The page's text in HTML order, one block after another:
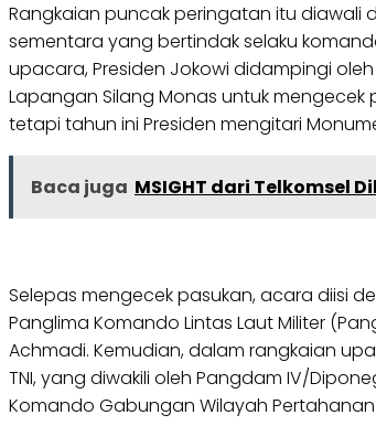
Rangkaian puncak peringatan itu diawali
sementara yang bertindak selaku
upacara, Presiden Jokowi didampingi
Lapangan Silang Monas untuk
tetapi tahun ini Presiden mengitari
Baca juga MSIGHT dari Telkomsel
Selepas mengecek pasukan, acara diisi
Panglima Komando Lintas Laut Militer
Achmadi. Kemudian, dalam rangkaian
TNI, yang diwakili oleh Pangdam IV/
Komando Gabungan Wilayah Pertahanan